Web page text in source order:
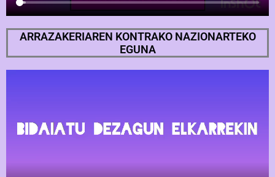
ARRAZAKERIAREN KONTRAKO NAZIONARTEKO
EGUNA